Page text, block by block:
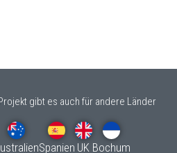
gibt es auch für andere Länder
Spanien UK Bochum